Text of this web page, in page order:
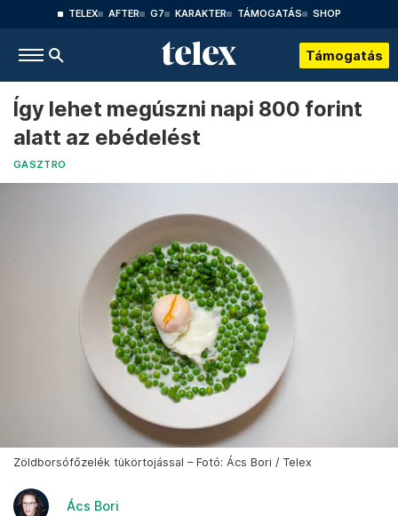
TELEX AFTER G7 KARAKTER TÁMOGATÁS SHOP
Támogatás
Így lehet megúszni napi 800 forint
alatt az ebédelést
GASZTRO
Zöldborsófőzelék tükörtojással – Fotó: Ács Bori / Telex
Ács Bori